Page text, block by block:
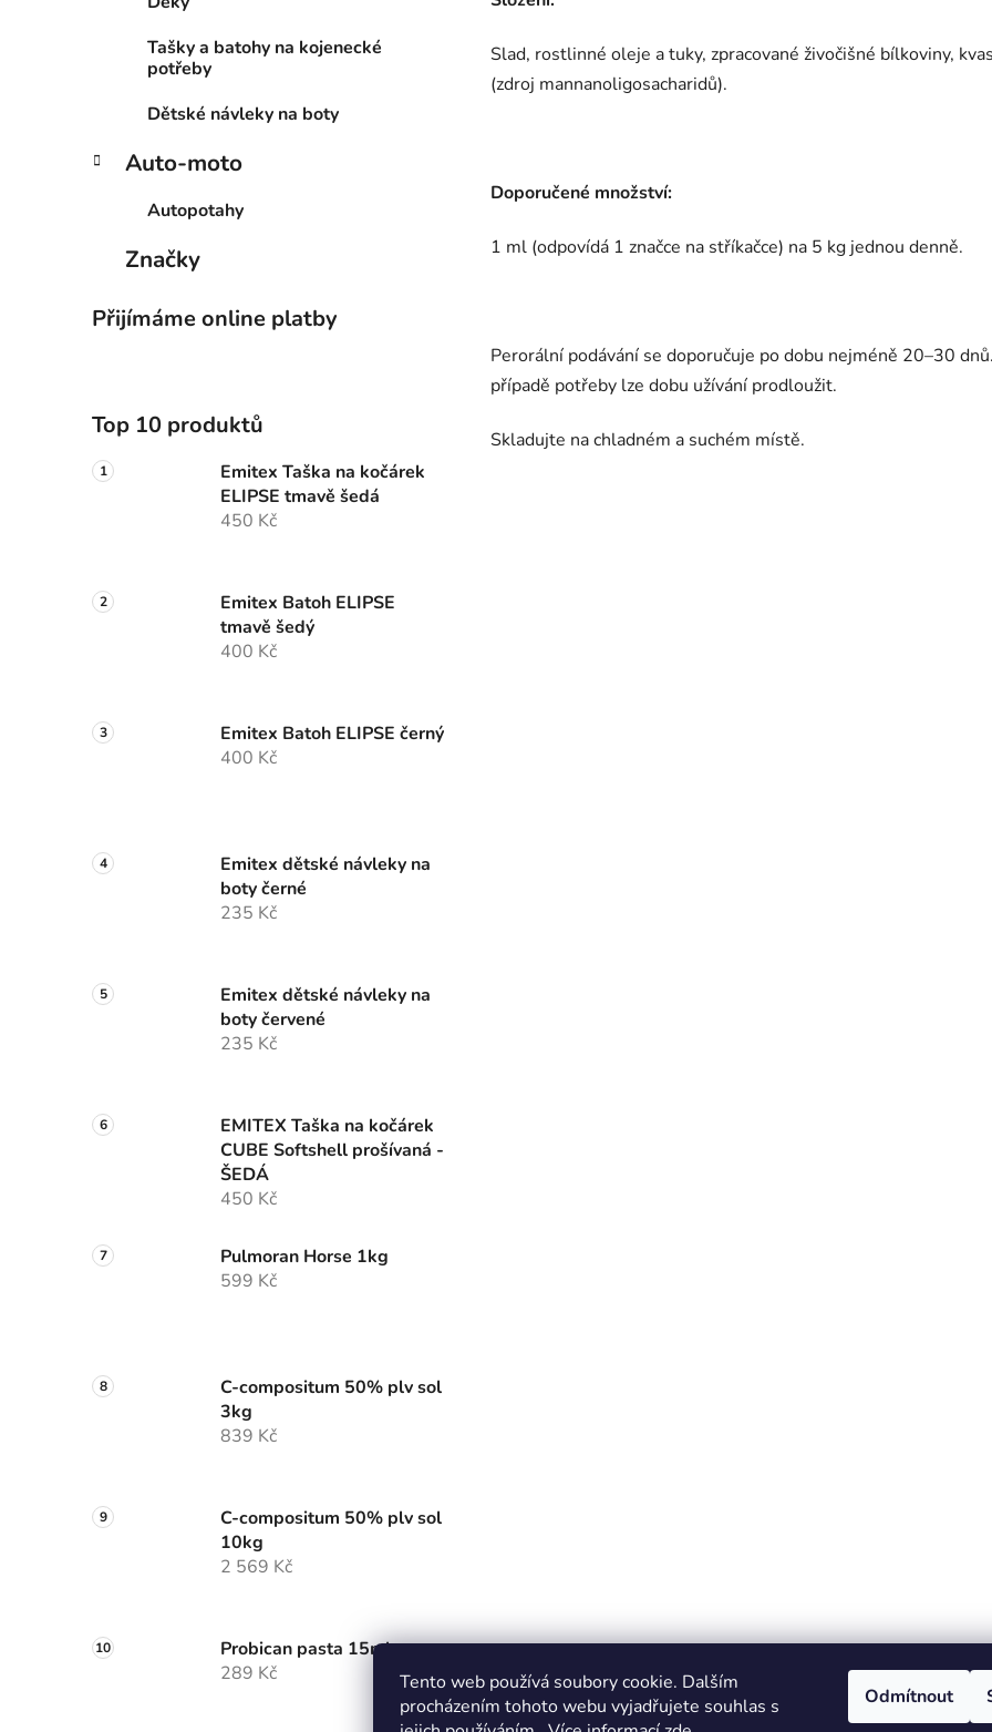
Tento web používá soubory cookie. Dalším
procházením tohoto webu vyjadřujete souhlas s
Odmítnout
Tašky a batohy na kojenecké
potřeby
Dětské návleky na boty
Auto-moto
Autopotahy
Značky
Přijímáme online platby
Top 10 produktů
Emitex Taška na kočárek
ELIPSE tmavě šedá
450 Kč
Emitex Batoh ELIPSE
tmavě šedý
400 Kč
Emitex Batoh ELIPSE černý
400 Kč
Emitex dětské návleky na
boty černé
235 Kč
Emitex dětské návleky na
boty červené
235 Kč
EMITEX Taška na kočárek
CUBE Softshell prošívaná -
ŠEDÁ
450 Kč
Pulmoran Horse 1kg
599 Kč
C-compositum 50% plv sol
3kg
839 Kč
C-compositum 50% plv sol
10kg
2 569 Kč
Probican pasta 15ml
289 Kč
Slad, rostlinné oleje a tuky, zpracované živočišné bílkoviny,
(zdroj mannanoligosacharidů).
Doporučené množství:
1 ml (odpovídá 1 značce na stříkačce) na 5 kg jednou denně.
Perorální podávání se doporučuje po dobu nejméně 20–30
případě potřeby lze dobu užívání prodloužit.
Skladujte na chladném a suchém místě.